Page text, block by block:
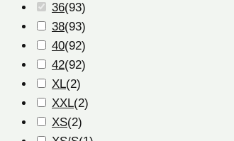
36(93)
38(93)
40(92)
42(92)
XL(2)
XXL(2)
XS(2)